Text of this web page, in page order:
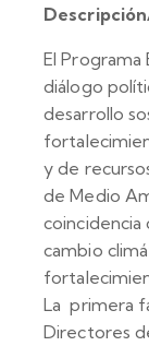
El Programa
diálogo
desarrollo
y de
de Medio
cambio
La primera
Directores